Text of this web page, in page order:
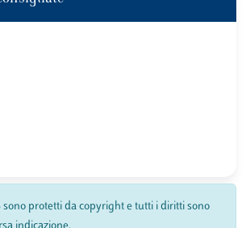
sono protetti da copyright e tutti i diritti sono